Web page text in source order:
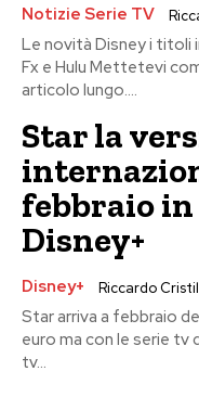
Notizie Serie TV
Le novità Disney i titoli
Fx e Hulu Mettetevi
articolo lungo....
Star la
febbraio
Disney+
Disney+ Riccardo
Star arriva a febbraio
euro ma con le serie tv
tv...